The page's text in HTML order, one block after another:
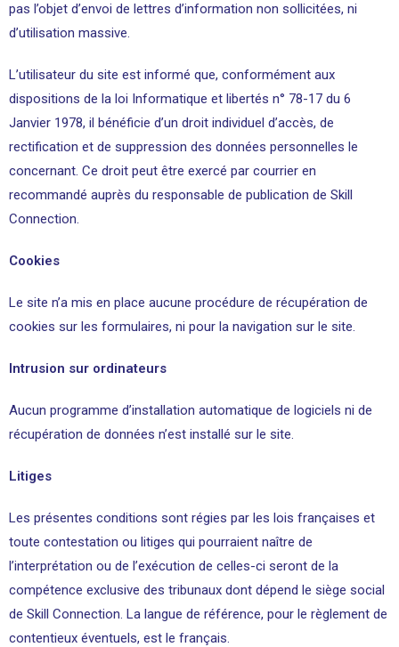
pas l’objet d’envoi de lettres d’information non sollicitées, ni
d’utilisation massive.
L’utilisateur du site est informé que, conformément aux
dispositions de la loi Informatique et libertés n° 78-17 du 6
Janvier 1978, il bénéficie d’un droit individuel d’accès, de
rectification et de suppression des données personnelles le
concernant. Ce droit peut être exercé par courrier en
recommandé auprès du responsable de publication de Skill
Connection.
Cookies
Le site n’a mis en place aucune procédure de récupération de
cookies sur les formulaires, ni pour la navigation sur le site.
Intrusion sur ordinateurs
Aucun programme d’installation automatique de logiciels ni de
récupération de données n’est installé sur le site.
Litiges
Les présentes conditions sont régies par les lois françaises et
toute contestation ou litiges qui pourraient naître de
l’interprétation ou de l’exécution de celles-ci seront de la
compétence exclusive des tribunaux dont dépend le siège social
de Skill Connection. La langue de référence, pour le règlement de
contentieux éventuels, est le français.